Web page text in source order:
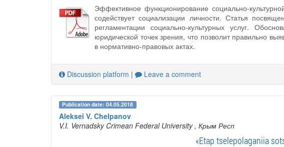
Эффективное функционирование социально-
содействует социализации личности. Статья
регламентации социально-культурных услуг.
юридической точек зрения, что позволит правильно
в нормативно-правовых актах.
Discussion platform | Leave a comment
Publication date: 04.05.2018
Aleksei V. Chelpanov
V.I. Vernadsky Crimean Federal University , Крым Респ
«Etap tselepolaganiia